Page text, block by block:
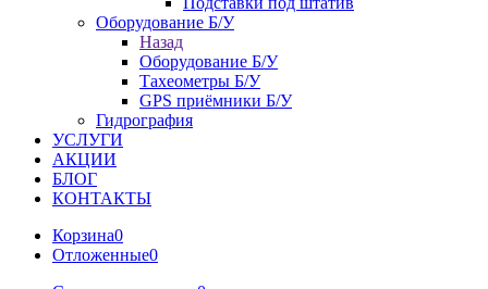
Оборудование Б/У
Назад
Оборудование Б/У
Тахеометры Б/У
GPS приёмники Б/У
Гидрография
УСЛУГИ
АКЦИИ
БЛОГ
КОНТАКТЫ
Корзина0
Отложенные0